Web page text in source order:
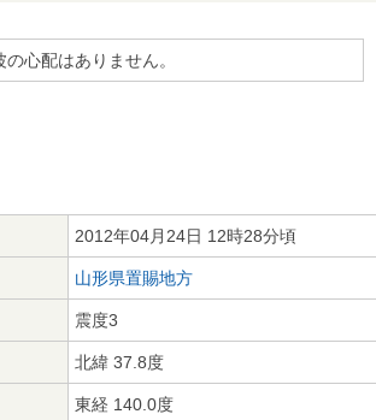
心配はありません。
2012年04月24日 12時28分頃
山形県置賜地方
震度3
北緯 37.8度
東経 140.0度